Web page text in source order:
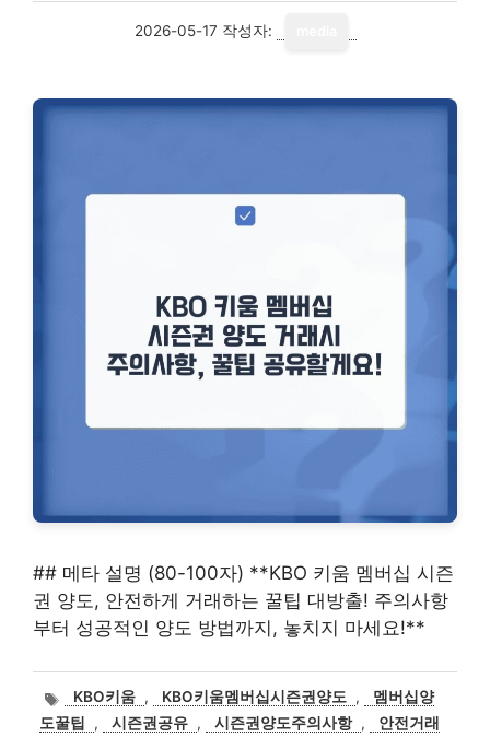
2026-05-17 작성자:
## 메타 설명 (80-100자) **KBO 키움 멤버십 시즌
권 양도, 안전하게 거래하는 꿀팁 대방출! 주의사항
부터 성공적인 양도 방법까지, 놓치지 마세요!**
태
그
KBO키움 , KBO키움멤버십시즌권양도 ,
멤버십양
도꿀팁
, 시즌권공유 , 시즌권양도주의사항 ,
안전거래